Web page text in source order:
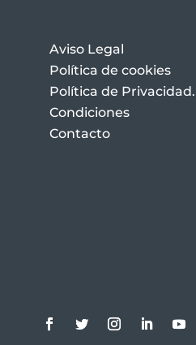
Aviso Legal
Política de cookies
Política de
Condiciones
Contacto